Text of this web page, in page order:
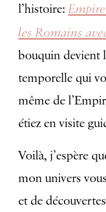
l’histoire:
les Romains
bouquin devient
temporelle qui
même de
étiez en visite
Voilà, j’espère
mon univers
et de